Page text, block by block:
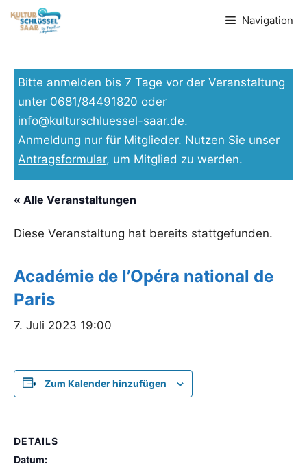
Inhalt
Navigation
Bitte anmelden bis 7 Tage vor der Veranstaltung
unter 0681/84491820 oder
info@kulturschluessel-saar.de.
Anmeldung nur für Mitglieder. Nutzen Sie unser
Antragsformular, um Mitglied zu werden.
« Alle Veranstaltungen
Diese Veranstaltung hat bereits stattgefunden.
Académie de l’Opéra national de
Paris
7. Juli 2023 19:00
Zum Kalender hinzufügen
DETAILS
Datum: